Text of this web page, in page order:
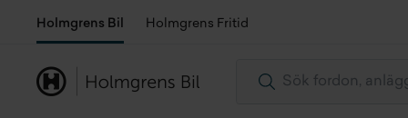
Holmgrens Bil Holmgrens Fritid